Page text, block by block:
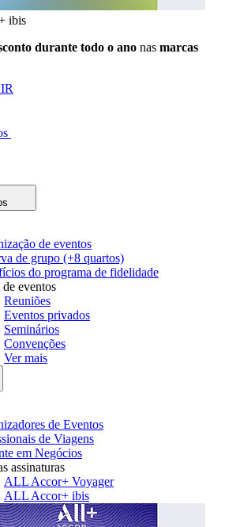
ibis
durante todo o ano nas marcas
de eventos
de grupo (+8 quartos)
do programa de fidelidade
eventos
Reuniões
Eventos privados
Seminários
Convenções
Ver mais
de Eventos
de Viagens
em Negócios
assinaturas
ALL Accor+ Voyager
ALL Accor+ ibis